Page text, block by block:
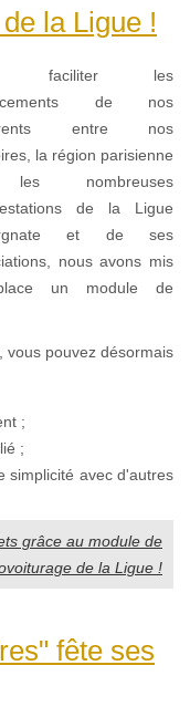
la Ligue !
faciliter les
de nos
entre nos
la région parisienne
nombreuses
de la Ligue
et de ses
nous avons mis
un module de
vous pouvez désormais
;
;
simplicité avec d'autres
grâce au module de
de la Ligue !
fête ses